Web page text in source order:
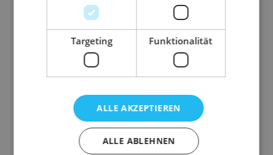
Folienverbrauch
senken
Ausführung
Maschinenrollen
transparent
Gewicht
Targeting Funktionalität
ALLE AKZEPTIEREN
ALLE ABLEHNEN